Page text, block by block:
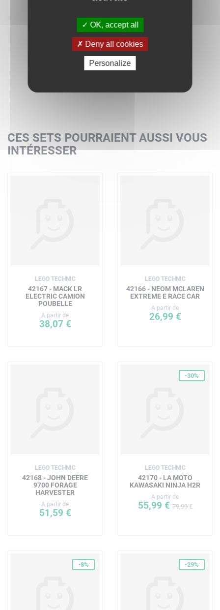
CES SETS POURRAIENT AUSSI VOUS
INTÉRESSER
LEGO TECHNIC
42167 - MACK LR
ELECTRIC CAMION
POUBELLE
A partir de
38,07 €
LEGO TECHNIC
42166 - NEOM MCLAREN
EXTREME E RACE CAR
A partir de
26,99 €
LEGO TECHNIC
42168 - JOHN DEERE
9700 FORAGE
HARVESTER
A partir de
51,59 €
-30%
LEGO TECHNIC
42170 - LA MOTO
KAWASAKI NINJA H2R
A partir de
55,99 €79,99 €
-8% -29%
OK, accept all
Deny all cookies
Personalize